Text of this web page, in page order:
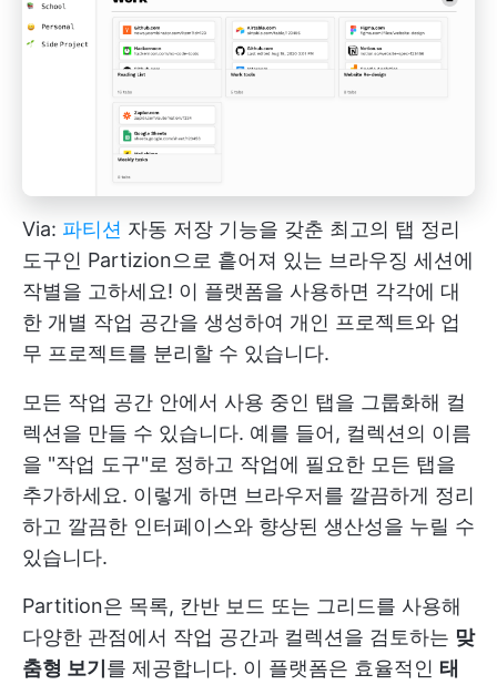
Via: 파티션 자동 저장 기능을 갖춘 최고의 탭 정리
도구인 Partizion으로 흩어져 있는 브라우징 세션에
작별을 고하세요! 이 플랫폼을 사용하면 각각에 대
한 개별 작업 공간을 생성하여 개인 프로젝트와 업
무 프로젝트를 분리할 수 있습니다.
모든 작업 공간 안에서 사용 중인 탭을 그룹화해 컬
렉션을 만들 수 있습니다. 예를 들어, 컬렉션의 이름
을 "작업 도구"로 정하고 작업에 필요한 모든 탭을
추가하세요. 이렇게 하면 브라우저를 깔끔하게 정리
하고 깔끔한 인터페이스와 향상된 생산성을 누릴 수
있습니다.
Partition은 목록, 칸반 보드 또는 그리드를 사용해
다양한 관점에서 작업 공간과 컬렉션을 검토하는 맞
춤형 보기를 제공합니다. 이 플랫폼은 효율적인 태